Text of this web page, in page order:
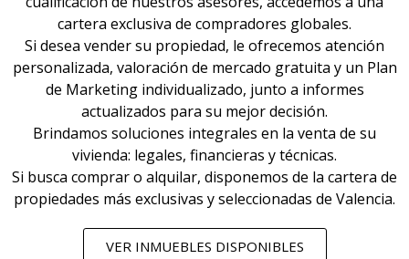
cartera exclusiva de compradores globales.
Si desea vender su propiedad, le ofrecemos atención
personalizada, valoración de mercado gratuita y un Plan
de Marketing individualizado, junto a informes
actualizados para su mejor decisión.
Brindamos soluciones integrales en la venta de su
vivienda: legales, financieras y técnicas.
Si busca comprar o alquilar, disponemos de la cartera de
propiedades más exclusivas y seleccionadas de Valencia.
VER INMUEBLES DISPONIBLES